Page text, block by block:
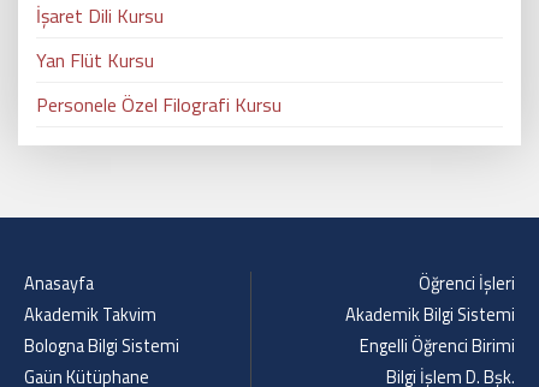
İşaret Dili Kursu
Yan Flüt Kursu
Personele Özel Filografi Kursu
Anasayfa
Akademik Takvim
Bologna Bilgi Sistemi
Gaün Kütüphane
Öğrenci İşleri
Akademik Bilgi Sistemi
Engelli Öğrenci Birimi
Bilgi İşlem D. Bşk.